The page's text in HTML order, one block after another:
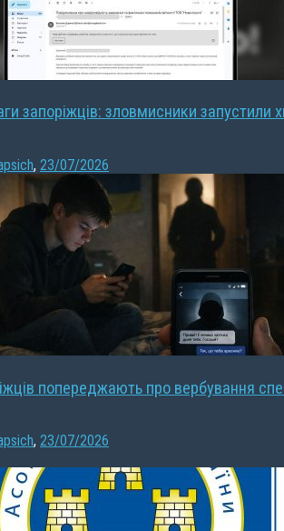
запоріжців: зловмисники запустили
, 23/07/2026
попереджають про вербування
, 23/07/2026